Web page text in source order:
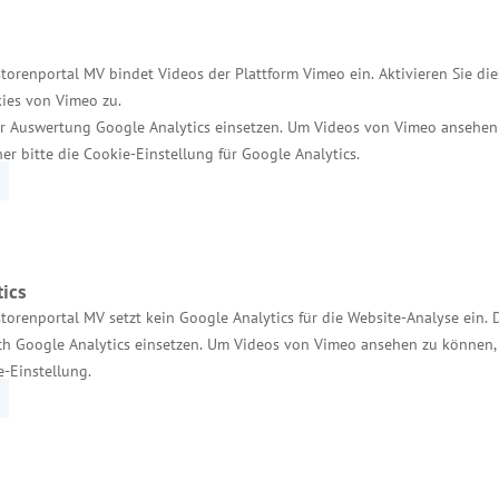
MV bindet Videos der Plattform Vimeo ein. Aktivieren Sie
von Vimeo zu.
Auswertung Google Analytics einsetzen. Um Videos von Vimeo
bitte die Cookie-Einstellung für Google Analytics.
MV setzt kein Google Analytics für die Website-Analyse ein.
Google Analytics einsetzen. Um Videos von Vimeo ansehen zu
Einstellung.
KMU-Härtefallregelung, 20 Millionen Euro vom
können sowie weitere zehn Millionen Euro
Darüber hinaus übernimmt das Land
zu sichern.
beim Landesförderinstitut eingereicht werden.